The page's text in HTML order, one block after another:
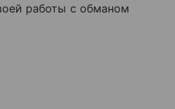
работы с обманом